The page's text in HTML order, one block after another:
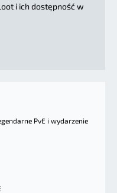
i ich dostępność w
PvE i wydarzenie